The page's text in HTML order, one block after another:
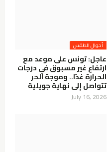
أحوال الطقس
عاجل: تونس على موعد مع
ارتفاع غير مسبوق في درجات
الحرارة غدًا.. وموجة الحر
تتواصل إلى نهاية جويلية
July 16, 2026